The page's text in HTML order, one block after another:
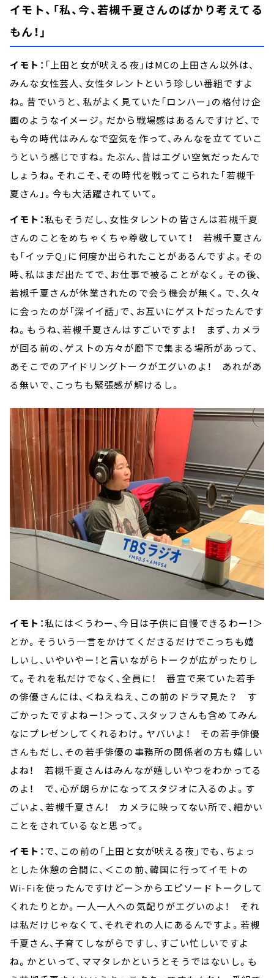
イモト、「私、今、若槻千夏さんのばかり考えてる
もん！」
イモト： 「上田と女が吠える夜」はMCの上田さん以外は、
みんな女性芸人、女性タレントという珍しい番組ですよ
ね。昔でいうと、私がよく見ていた「ロンハー」の格付け企
画のようなイメージ。だから戦場感はあるんですけど、で
も今の時代はみんなで空気を作って、みんなを立てていこ
うという感じですね。たぶん、昔はエグい空気だったんで
しょうね。それこそ、その時代を戦ってこられた「若槻千
夏さん」。今も大活躍されていて。
イモト：私もそうだし、女性タレントの皆さんは若槻千夏
さんのことをめちゃくちゃ尊敬していて！ 若槻千夏さん
も「イッテQ」に何度か出られたことがあるんですよ。その
時、私はまだ出たてで、お仕事で被ることがなく。その後、
若槻千夏さんが休業されたので会う機会が無く。で、久々
に会ったのが「深イイ話」で、お互いにゲストだったんです
ね。もうね、若槻千夏さんはすごいですよ！ まず、カメラ
が回る前の、ゲストの方々が廊下で集まる場所があって、
あそこでのアイドリングトークがエグいのよ！ あれがあ
る無いで、こっちも緊張感が解けるし。
イモト：私には＜うわー、今日は子供に自慢できるわー！＞
とか。そういう一言をかけてくださるだけでこっちも嬉
しいし、いやいやー！と言いながらトークが広がったりし
て。それを私だけでなく、全員に！ 番宣で来ていた若手
の俳優さんには、＜ねえねえ、この前のドラマ見た？ す
ごかったですよねー！＞って、スタッフさんも含めてみん
なにプレゼンしてくれるわけ。ヤバいよ！ その若手俳優
さんもだし、その若手俳優の事務所の関係者の方も嬉しい
よね！ 若槻千夏さんはみんなが嬉しいやつをわかってる
のよ！ で、心が朗らかになってスタジオに入るのよ。す
ごいよ、若槻千夏さん！ カメラに映ってない所で、細かい
ことをされているなと思って。
イモト：で、この前の「上田と女が吠える夜」でも、ちょっ
とした休憩の合間に、＜この前、韓国に行ってイモトの
Wi-Fiを使ったんですけどー＞からエピソードトークして
くれたりとか。一人一人への気配りがエグいのよ！ それ
は私だけじゃなくて、それぞれの人にあるんですよ。若槻
千夏さん、子育てしながらですし、すごい忙しいですよ
ね。かといって、ママタレかというとそうではないし。も